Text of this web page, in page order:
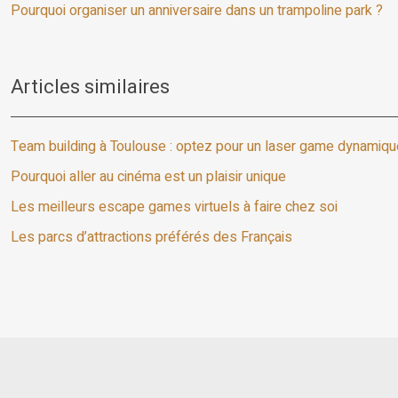
Pourquoi organiser un anniversaire dans un trampoline park ?
Articles similaires
Team building à Toulouse : optez pour un laser game
Pourquoi aller au cinéma est un plaisir unique
Les meilleurs escape games virtuels à faire chez soi
Les parcs d’attractions préférés des Français